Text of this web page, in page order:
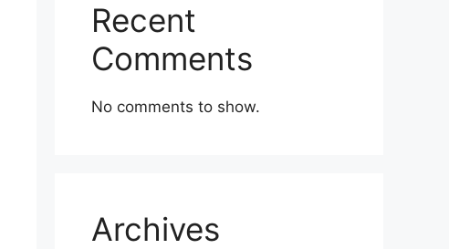
Recent
Comments
No comments to show.
Archives